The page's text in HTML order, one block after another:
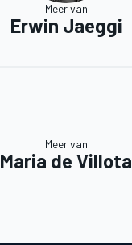
Meer van
Erwin Jaeggi
Meer van
Maria de Villota